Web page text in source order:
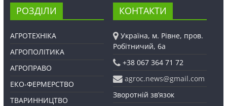
РОЗДІЛИ
АГРОТЕХНІКА
АГРОПОЛІТИКА
АГРОПРАВО
ЕКО-ФЕРМЕРСТВО
ТВАРИННИЦТВО
КОНТАКТИ
Україна, м. Рівне, пров.
Робітничий, 6а
+38 067 364 71 72
agroc.news@gmail.com
Зворотній зв’язок